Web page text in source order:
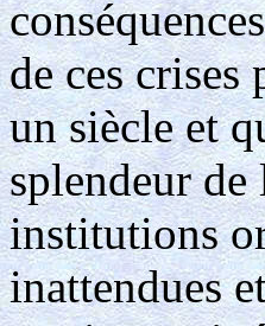
de ces
un siècle et
splendeur
institutions
inattendues